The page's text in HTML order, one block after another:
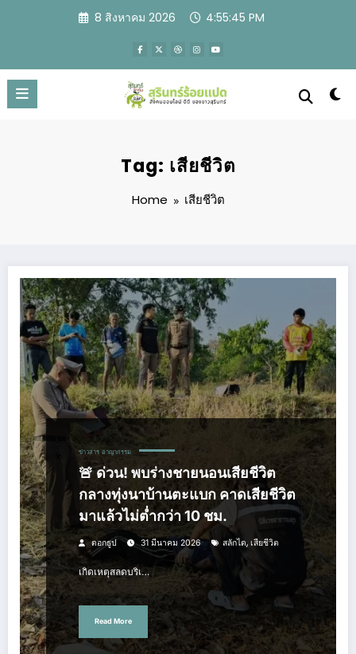
8 สิงหาคม 2026 4:55:46 PM
Tag: เสียชีวิต
Home เสียชีวิต
ข่าวสาร อาญากรรม
🚨 ด่วน! พบร่างชายนอนเสียชีวิต
กลางทุ่งนาบ้านตะแบก คาดเสียชีวิต
มาแล้วไม่ต่ำกว่า 10 ชม.
ดอกธูป 31 มีนาคม 2026 สลักได, เสียชีวิต
เกิดเหตุสลดบริเ…
Read More